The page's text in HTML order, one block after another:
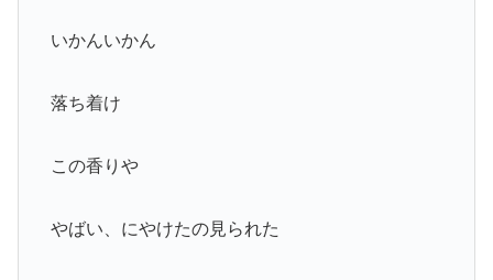
いかんいかん
落ち着け
この香りや
やばい、にやけたの見られた